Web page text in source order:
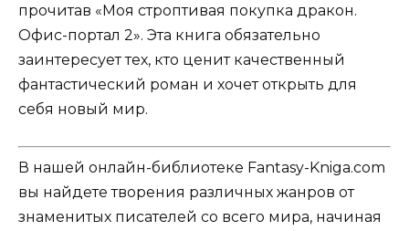
прочитав «Моя строптивая покупка дракон.
Офис-портал 2». Эта книга обязательно
заинтересует тех, кто ценит качественный
фантастический роман и хочет открыть для
себя новый мир.
В нашей онлайн-библиотеке Fantasy-Kniga.com
вы найдете творения различных жанров от
знаменитых писателей со всего мира, начиная